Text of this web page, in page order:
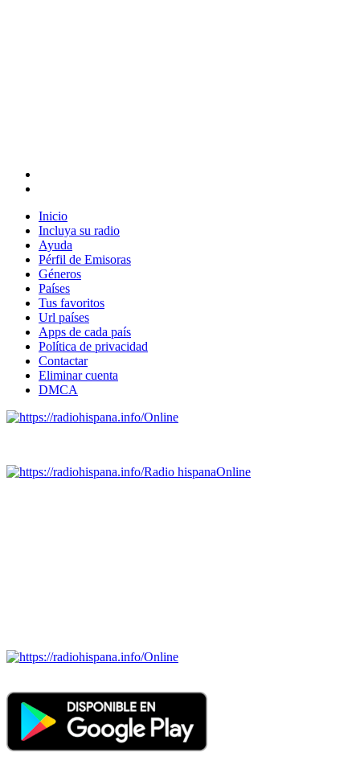
Inicio
Incluya su radio
Ayuda
Pérfil de Emisoras
Géneros
Países
Tus favoritos
Url países
Apps de cada país
Política de privacidad
Contactar
Eliminar cuenta
DMCA
Online
Radio hispanaOnline
Online